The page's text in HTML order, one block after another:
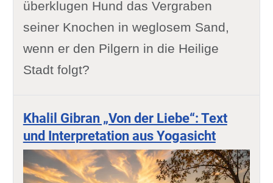
überklugen Hund das Vergraben
seiner Knochen in weglosem Sand,
wenn er den Pilgern in die Heilige
Stadt folgt?
Khalil Gibran „Von der Liebe“: Text
und Interpretation aus Yogasicht